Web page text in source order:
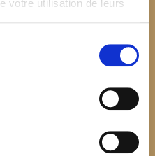
votre utilisation de leurs